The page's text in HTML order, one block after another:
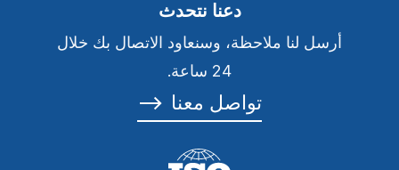
دعنا نتحدث
أرسل لنا ملاحظة، وسنعاود الاتصال بك خلال
24 ساعة.
تواصل معنا ⟶